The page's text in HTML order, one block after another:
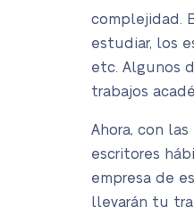
complejidad.
estudiar, los
etc. Algunos
trabajos
Ahora, con
escritores
empresa de
llevarán tu